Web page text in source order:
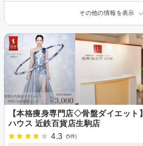
その他の情報を表示
【本格痩身専門店◇骨盤ダイエット
ハウス 近鉄百貨店生駒店
4.3
(5件)